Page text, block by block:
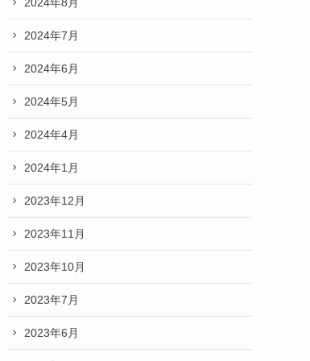
2024年7月
2024年6月
2024年5月
2024年4月
2024年1月
2023年12月
2023年11月
2023年10月
2023年7月
2023年6月